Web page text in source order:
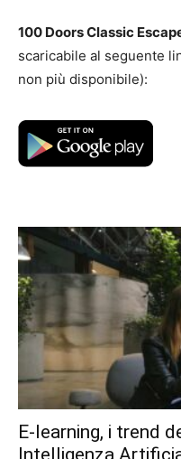
100 Doors Classic
scaricabile al seguente
non più disponibile):
E-learning, i trend
Intelligenza